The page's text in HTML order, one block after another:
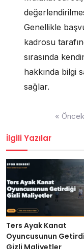
Genellikle
kadrosu
sırasında
hakkında bilgi
sağlar.
«
İlgili Yazılar
Ters Ayak Kanat
Oyuncusunun